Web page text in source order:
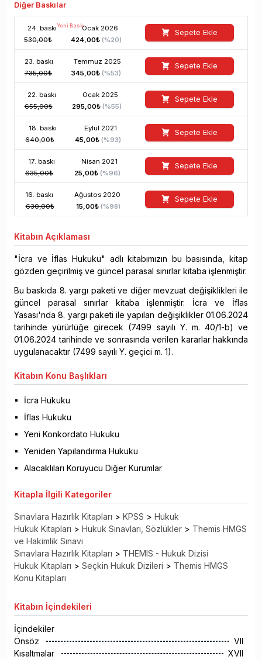
Diğer Baskılar
24. baskıYeni BaskıOcak 2026
530,00₺ 424,00₺ (%20)
Sepete Ekle
23. baskı Temmuz 2025
735,00₺ 345,00₺ (%53)
Sepete Ekle
22. baskı Ocak 2025
655,00₺ 295,00₺ (%55)
Sepete Ekle
18. baskı Eylül 2021
640,00₺ 45,00₺ (%93)
Sepete Ekle
17. baskı Nisan 2021
635,00₺ 25,00₺ (%96)
Sepete Ekle
16. baskı Ağustos 2020
630,00₺ 15,00₺ (%98)
Sepete Ekle
Kitabın Açıklaması
"İcra ve İflas Hukuku" adlı kitabımızın bu basısında, kitap
gözden geçirilmiş ve güncel parasal sınırlar kitaba işlenmiştir.
Bu baskıda 8. yargı paketi ve diğer mevzuat değişiklikleri ile
güncel parasal sınırlar kitaba işlenmiştir. İcra ve İflas
Yasası'nda 8. yargı paketi ile yapılan değişiklikler 01.06.2024
tarihinde yürürlüğe girecek (7499 sayılı Y. m. 40/1-b) ve
01.06.2024 tarihinde ve sonrasında verilen kararlar hakkında
uygulanacaktır (7499 sayılı Y. geçici m. 1).
Kitabın Konu Başlıkları
İcra Hukuku
İflas Hukuku
Yeni Konkordato Hukuku
Yeniden Yapılandırma Hukuku
Alacaklıları Koruyucu Diğer Kurumlar
Kitapla İlgili Kategoriler
Sınavlara Hazırlık Kitapları > KPSS > Hukuk
Hukuk Kitapları > Hukuk Sınavları, Sözlükler > Themis HMGS
ve Hakimlik Sınavı
Sınavlara Hazırlık Kitapları > THEMIS - Hukuk Dizisi
Hukuk Kitapları > Seçkin Hukuk Dizileri > Themis HMGS
Konu Kitapları
Kitabın İçindekileri
İçindekiler
Önsöz
VII
Kısaltmalar
XVII